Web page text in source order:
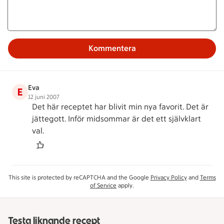
Kommentera
E Eva
12 juni 2007
Det här receptet har blivit min nya favorit. Det är
jättegott. Inför midsommar är det ett självklart
val.
This site is protected by reCAPTCHA and the Google Privacy Policyand Terms
of Service apply.
Testa liknande recept